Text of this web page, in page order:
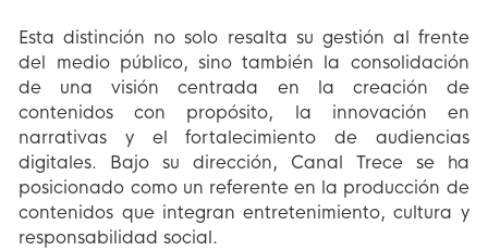
Esta distinción no solo resalta su gestión al frente
del medio público, sino también la consolidación
de una visión centrada en la creación de
contenidos con propósito, la innovación en
narrativas y el fortalecimiento de audiencias
digitales. Bajo su dirección, Canal Trece se ha
posicionado como un referente en la producción de
contenidos que integran entretenimiento, cultura y
responsabilidad social.